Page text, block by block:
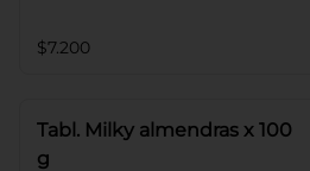
$7.200
Tabl. Milky almendras x 100
g